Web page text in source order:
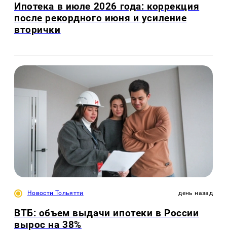
Ипотека в июле 2026 года: коррекция
после рекордного июня и усиление
вторички
Новости Тольятти день назад
ВТБ: объем выдачи ипотеки в России
вырос на 38%